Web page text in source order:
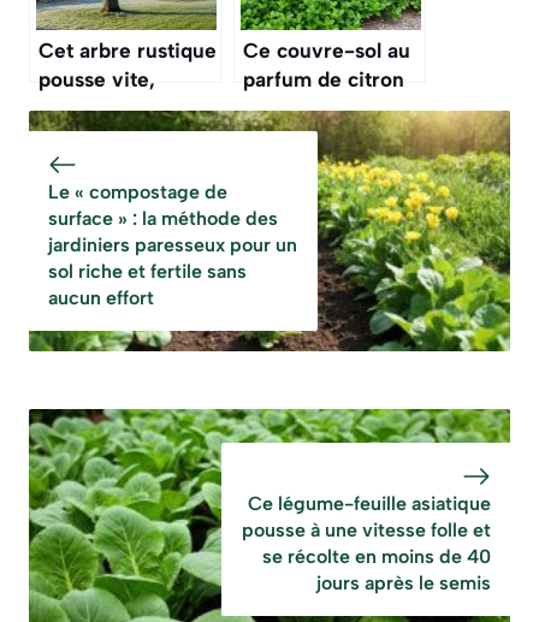
Cet arbre rustique
pousse vite,
résiste aux grands
froids et devient
un atout majeur
du jardin familial
Ce couvre-sol au
parfum de citron
supporte le
piétinement et
repousse
naturellement les
moustiques
Le « compostage de
surface » : la méthode des
jardiniers paresseux pour un
sol riche et fertile sans
aucun effort
Ce légume-feuille asiatique
pousse à une vitesse folle et
se récolte en moins de 40
jours après le semis